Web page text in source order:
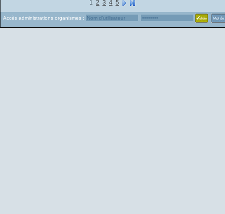
1 2 3 4 5
Accès administrations organismes :